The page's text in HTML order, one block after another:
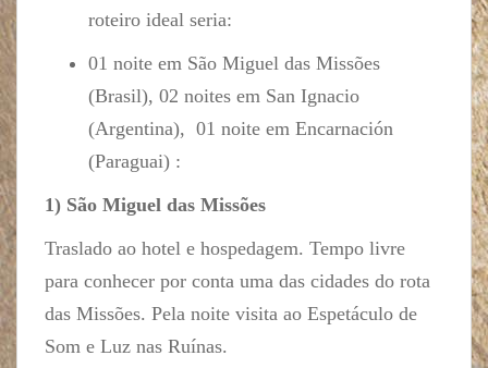
roteiro ideal seria:
01 noite em São Miguel das Missões
(Brasil), 02 noites em San Ignacio
(Argentina), 01 noite em Encarnación
(Paraguai) :
1) São Miguel das Missões
Traslado ao hotel e hospedagem. Tempo livre
para conhecer por conta uma das cidades do rota
das Missões. Pela noite visita ao Espetáculo de
Som e Luz nas Ruínas.